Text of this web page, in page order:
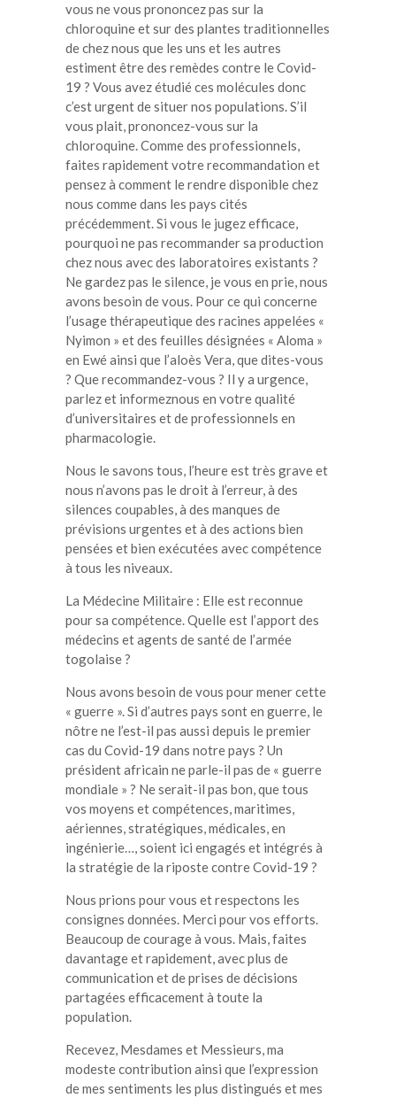
vous ne vous prononcez pas sur la
chloroquine et sur des plantes traditionnelles
de chez nous que les uns et les autres
estiment être des remèdes contre le Covid-
19 ? Vous avez étudié ces molécules donc
c’est urgent de situer nos populations. S’il
vous plait, prononcez-vous sur la
chloroquine. Comme des professionnels,
faites rapidement votre recommandation et
pensez à comment le rendre disponible chez
nous comme dans les pays cités
précédemment. Si vous le jugez efficace,
pourquoi ne pas recommander sa production
chez nous avec des laboratoires existants ?
Ne gardez pas le silence, je vous en prie, nous
avons besoin de vous. Pour ce qui concerne
l’usage thérapeutique des racines appelées «
Nyimon » et des feuilles désignées « Aloma »
en Ewé ainsi que l’aloès Vera, que dites-vous
? Que recommandez-vous ? Il y a urgence,
parlez et informeznous en votre qualité
d’universitaires et de professionnels en
pharmacologie.
Nous le savons tous, l’heure est très grave et
nous n’avons pas le droit à l’erreur, à des
silences coupables, à des manques de
prévisions urgentes et à des actions bien
pensées et bien exécutées avec compétence
à tous les niveaux.
La Médecine Militaire : Elle est reconnue
pour sa compétence. Quelle est l’apport des
médecins et agents de santé de l’armée
togolaise ?
Nous avons besoin de vous pour mener cette
« guerre ». Si d’autres pays sont en guerre, le
nôtre ne l’est-il pas aussi depuis le premier
cas du Covid-19 dans notre pays ? Un
président africain ne parle-il pas de « guerre
mondiale » ? Ne serait-il pas bon, que tous
vos moyens et compétences, maritimes,
aériennes, stratégiques, médicales, en
ingénierie…, soient ici engagés et intégrés à
la stratégie de la riposte contre Covid-19 ?
Nous prions pour vous et respectons les
consignes données. Merci pour vos efforts.
Beaucoup de courage à vous. Mais, faites
davantage et rapidement, avec plus de
communication et de prises de décisions
partagées efficacement à toute la
population.
Recevez, Mesdames et Messieurs, ma
modeste contribution ainsi que l’expression
de mes sentiments les plus distingués et mes